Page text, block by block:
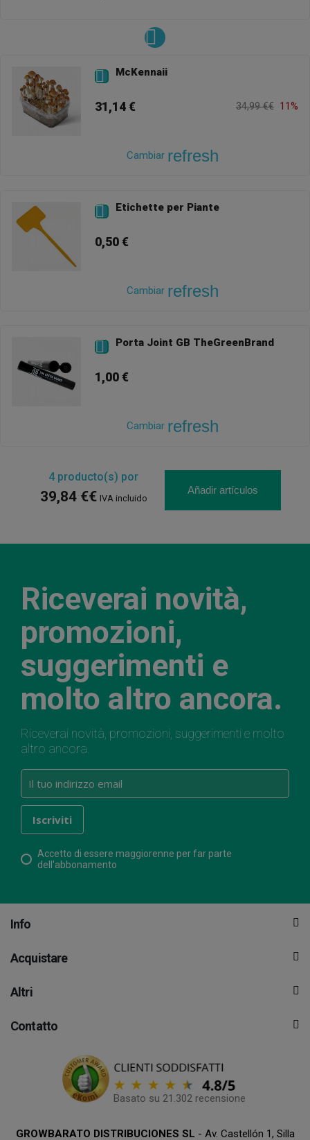
 McKennaii
31,14 € 34,99 €€ 11%
Cambiar refresh
 Etichette per Piante
0,50 €
Cambiar refresh
 Porta Joint GB TheGreenBrand
1,00 €
Cambiar refresh
4producto(s) por
39,84 €€ IVA incluido
Añadir artículos
Riceverai novità,
promozioni,
suggerimenti e
molto altro ancora.
Riceverai novità, promozioni, suggerimenti e molto
altro ancora.
Accetto di essere maggiorenne per far parte
dell'abbonamento
Info
Acquistare
Altri
Contatto
Basato su 21.302 recensione
GROWBARATO DISTRIBUCIONES SL - Av. Castellón 1, Silla